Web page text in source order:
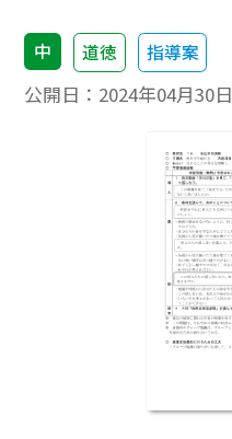
中 道徳 指導案
公開日： 2024年04月30日